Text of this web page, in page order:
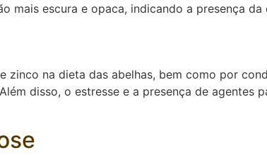
mais escura e opaca, indicando a presença da
zinco na dieta das abelhas, bem como por
disso, o estresse e a presença de